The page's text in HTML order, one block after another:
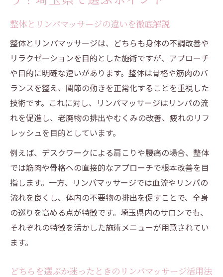
整体とリンパマッサージの違いを徹底解説
整体とリンパマッサージは、どちらも身体の不調改善や
リラクゼーションを目的とした施術ですが、アプローチ
や目的に明確な違いがあります。整体は骨格や筋肉のバ
ランスを整え、関節の動きを正常化することを重視した
技術です。これに対し、リンパマッサージはリンパの流
れを促進し、老廃物の排出やむくみの改善、疲れのリフ
レッシュを目的としています。
例えば、デスクワークによる肩こりや腰痛の場合、整体
では筋肉や骨格への直接的なアプローチで根本改善を目
指します。一方、リンパマッサージでは血流やリンパの
流れを良くし、体内の不要物の排出を促すことで、全身
の巡りを高める点が特徴です。埼玉県内のサロンでも、
それぞれの特徴を活かした施術メニューが用意されてい
ます。
どちらを選ぶか迷ったときのリンパマッサージ活用法